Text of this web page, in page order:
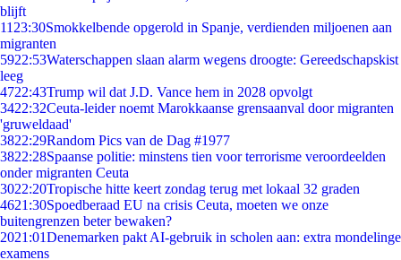
blijft
11 23:30Smokkelbende opgerold in Spanje, verdienden miljoenen aan
migranten
5922:53Waterschappen slaan alarm wegens droogte: Gereedschapskist
leeg
4722:43Trump wil dat J.D. Vance hem in 2028 opvolgt
3422:32Ceuta-leider noemt Marokkaanse grensaanval door migranten
'gruweldaad'
3822:29Random Pics van de Dag #1977
3822:28Spaanse politie: minstens tien voor terrorisme veroordeelden
onder migranten Ceuta
3022:20Tropische hitte keert zondag terug met lokaal 32 graden
4621:30Spoedberaad EU na crisis Ceuta, moeten we onze
buitengrenzen beter bewaken?
2021:01Denemarken pakt AI-gebruik in scholen aan: extra mondelinge
examens